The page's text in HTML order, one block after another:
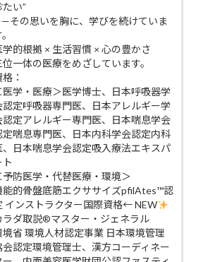
たい”
その思いを胸に、学びを続けていま
学的根拠 × 生活習慣 × 心の豊かさ
位一体の医療をめざしています。
：
医学・医療＞医学博士、日本呼吸器学
認定呼吸器専門医、日本アレルギー学
認定アレルギー専門医、日本喘息学会
定喘息専門医、日本内科学会認定内科
、日本喘息学会認定吸入療法エキスパ
ト
予防医学・代替医療・環境＞
能的骨盤底筋エクササイズpfilAtes™認
インストラクター国際資格← NEW
ラダ取説®マスター・ジェネラル
境省 環境人材認定事業 日本環境管理
会認定環境管理士、漢方コーディネー